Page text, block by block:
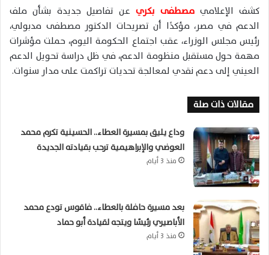
كشف الإعلامي مصطفى بكريعن تفاصيل جديدة بشأن ملف
الدعم في مصر، مؤكدًا أن تصريحات الدكتور مصطفى مدبولي،
رئيس مجلس الوزراء، عقب اجتماع الحكومة اليوم، حملت مؤشرات
مهمة حول مستقبل منظومة الدعم، في ظل دراسة تحويل الدعم
العيني إلى دعم نقدي لمعالجة تحديات تراكمت على مدار سنوات.
مقالات ذات صلة
وداع يليق بمسيرة العطاء.. الحسينية تكرم محمد
العوضي والإبراهيمية ترحب بقيادته الجديدة
منذ 3 أيام
بعد مسيرة حافلة بالعطاء.. فاقوس تودع محمد
الأباصيري رئيسًا ويتجه لقيادة أبو حماد
منذ 3 أيام